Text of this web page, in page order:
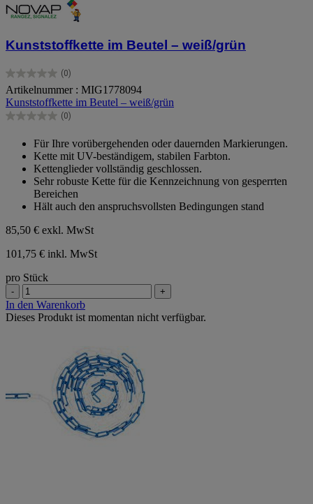
Kunststoffkette im Beutel – weiß/grün
(0)
0.0
von
5
Sternen.
Artikelnummer : MIG1778094
Kunststoffkette im Beutel – weiß/grün
(0)
0.0
Sternen.
Für Ihre vorübergehenden oder dauernden Markierungen.
Kette mit UV-beständigem, stabilen Farbton.
Kettenglieder vollständig geschlossen.
Sehr robuste Kette für die Kennzeichnung von gesperrten
Bereichen
Hält auch den anspruchsvollsten Bedingungen stand
85,50 € exkl. MwSt
101,75 € inkl. MwSt
pro Stück
- +
In den Warenkorb
Dieses Produkt ist momentan nicht verfügbar.